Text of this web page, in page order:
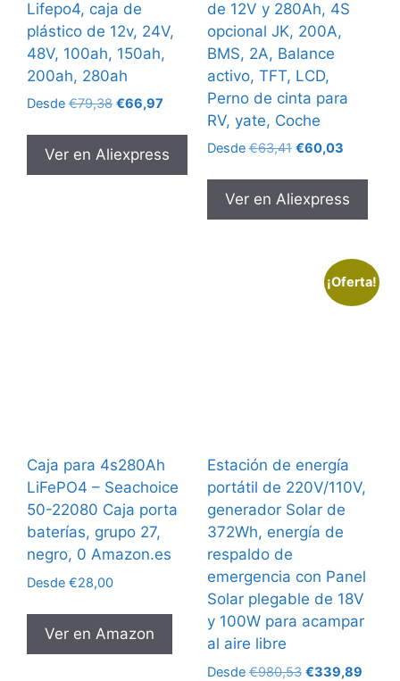
Lifepo4, caja de
plástico de 12v, 24V,
48V, 100ah, 150ah,
200ah, 280ah
Desde €79,38 El
original
era:
€79,38.
€66,97
actual
es:
€66,97.
Ver en Aliexpress
de 12V y 280Ah, 4S
opcional JK, 200A,
BMS, 2A, Balance
activo, TFT, LCD,
Perno de cinta para
RV, yate, Coche
Desde€63,41 El
original
era:
€63,41.
€60,03El
actual
es:
€60,03.
Ver en Aliexpress
Caja para 4s280Ah
LiFePO4 – Seachoice
50-22080 Caja porta
baterías, grupo 27,
negro, 0 Amazon.es
Desde €28,00
Ver en Amazon
¡Oferta!
Estación de energía
portátil de 220V/110V,
generador Solar de
372Wh, energía de
respaldo de
emergencia con Panel
Solar plegable de 18V
y 100W para acampar
al aire libre
Desde€980,53 El
€339,89El